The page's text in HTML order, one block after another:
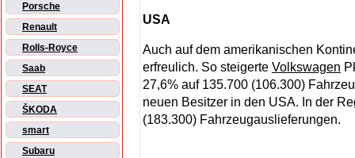
Porsche
Renault
Rolls-Royce
Saab
SEAT
ŠKODA
smart
Subaru
USA
Auch auf dem amerikanischen
erfreulich. So steigerte Volkswagen
27,6% auf 135.700 (106.300)
neuen Besitzer in den USA. In der
(183.300) Fahrzeugauslieferungen.